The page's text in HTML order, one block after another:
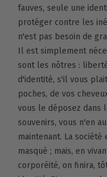
fauves, seule une
protéger contre les
n'est pas besoin de
Il est simplement
sont les nôtres :
d'identité, s'il vous
poches, de vos
vous le déposez dans
souvenirs, vous n'en
maintenant. La
masqué ; mais, en
corporéité, on finira,